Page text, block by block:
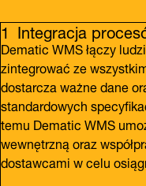
Integracja
Dematic WMS łączy
zintegrować ze
dostarcza ważne dane
standardowych
temu Dematic WMS
wewnętrzną oraz
dostawcami w celu